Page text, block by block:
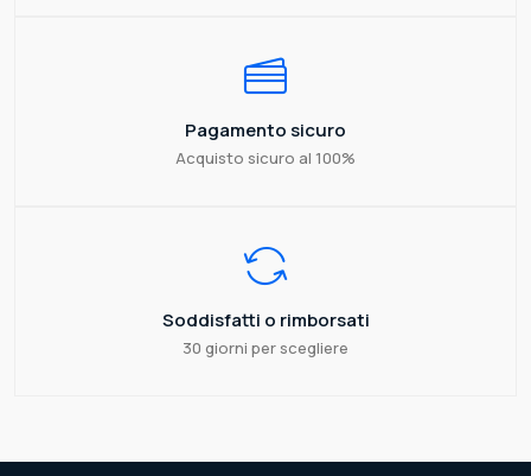
Pagamento sicuro
Acquisto sicuro al 100%
Soddisfatti o rimborsati
30 giorni per scegliere